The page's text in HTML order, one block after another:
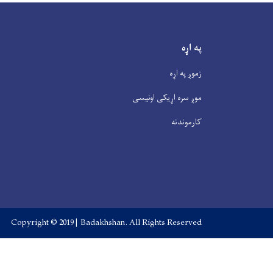
په اړه
زموږ په اړه
موږ سره اړیکی اونیسی
کارموندنه
Copyright © 2019 | Badakhshan. All Rights Reserved